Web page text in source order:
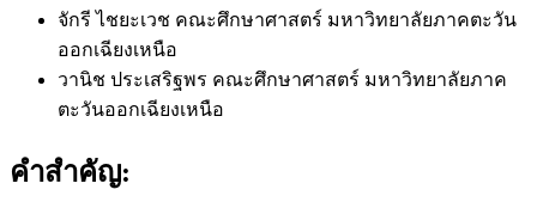
จักรี ไชยะเวช คณะศึกษาศาสตร์ มหาวิทยาลัยภาคตะวัน
ออกเฉียงเหนือ
วานิช ประเสริฐพร คณะศึกษาศาสตร์ มหาวิทยาลัยภาค
ตะวันออกเฉียงเหนือ
คำสำคัญ: